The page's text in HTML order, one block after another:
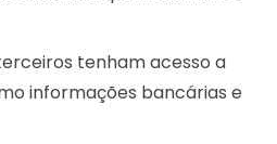
tenham acesso a
informações bancárias e